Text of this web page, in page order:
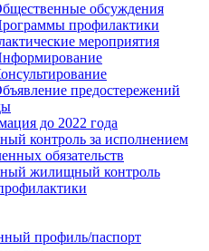
обсуждения
профилактики
мероприятия
предостережений
до 2022 года
контроль за исполнением
обязательств
жилищный контроль
профиль/паспорт